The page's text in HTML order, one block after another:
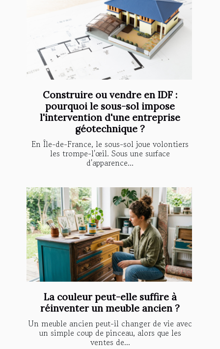
Construire ou vendre en IDF :
pourquoi le sous-sol impose
l'intervention d'une entreprise
géotechnique ?
En Île-de-France, le sous-sol joue volontiers
les trompe-l'œil. Sous une surface
d'apparence...
La couleur peut-elle suffire à
réinventer un meuble ancien ?
Un meuble ancien peut-il changer de vie avec
un simple coup de pinceau, alors que les
ventes de...